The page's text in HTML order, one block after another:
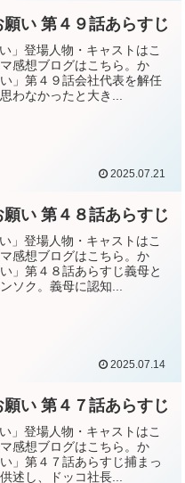
い 第４９話あらすじ
」登場人物・キャストはこ
感想ブログはこちら。か
」第４９話会社代表を解任
わなかったと大き...
2025.07.21
い 第４８話あらすじ
」登場人物・キャストはこ
感想ブログはこちら。か
」第４８話あらすじ義母と
ソク。義母に認知...
2025.07.14
い 第４７話あらすじ
」登場人物・キャストはこ
感想ブログはこちら。か
」第４７話あらすじ捕まっ
述し、ドッコ社長...